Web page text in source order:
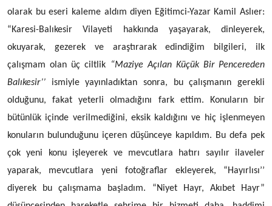
olarak bu eseri kaleme aldım diyen Eğitimci-Yazar Kamil Aslıer:
“Karesi-Balıkesir Vilayeti hakkında yaşayarak, dinleyerek,
okuyarak, gezerek ve araştırarak edindiğim bilgileri, ilk
çalışmam olan üç ciltlik
“Maziye Açılan Küçük Bir Pencereden
Balıkesir’’ ismiyle yayınladıktan sonra, bu çalışmanın gerekli
olduğunu, fakat yeterli olmadığını fark ettim. Konuların bir
bütünlük içinde verilmediğini, eksik kaldığını ve hiç işlenmeyen
konuların bulunduğunu içeren düşünceye kapıldım. Bu defa pek
çok yeni konu işleyerek ve mevcutlara hatırı sayılır ilaveler
yaparak, mevcutlara yeni fotoğraflar ekleyerek, “Hayırlısı’’
diyerek bu çalışmama başladım. “Niyet Hayr, Akıbet Hayr”